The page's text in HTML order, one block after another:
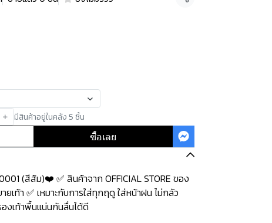
แชร์
มีสินค้าอยู่ในคลัง 5 ชิ้น
ซื้อเลย
(สีส้ม)❤️ ✅ สินค้าจาก OFFICIAL STORE ของ
ยเท้า ✅ เหมาะกับการใส่ทุกฤดู ใส่หน้าฝน ไม่กลัว
องเท้าพื้นแน่นกันลื่นได้ดี